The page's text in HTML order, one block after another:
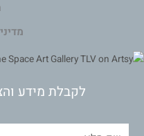
לקבלת מידע